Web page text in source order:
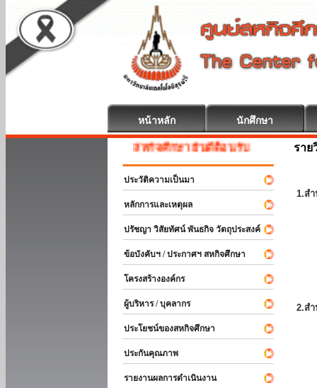
หน้าหลัก นักศึกษา
สหกิจศึกษา ยินดีต้อนรับ
ประวัติความเป็นมา
หลักการและเหตุผล
ปรัชญา วิสัยทัศน์ พันธกิจ วัตถุประสงค์
ข้อบังคับฯ / ประกาศฯ สหกิจศึกษา
โครงสร้างองค์กร
ผู้บริหาร / บุคลากร
ประโยชน์ของสหกิจศึกษา
ประกันคุณภาพ
รายงานผลการดำเนินงาน
ราย
1.ส
2.ส